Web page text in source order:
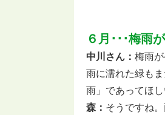
６月･･･梅雨
中川さん： 梅雨
雨に濡れた緑も
雨」であってほし
森： そうですね